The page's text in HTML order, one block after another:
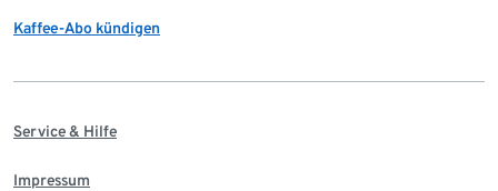
Kaffee-Abo kündigen
Service & Hilfe
Impressum